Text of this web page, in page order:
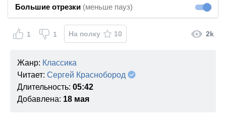
Большие отрезки (меньше пауз)
1 1 На полку 10 2k
Жанр: Классика
Читает: Сергей Краснобород
Длительность: 05:42
Добавлена: 18 мая